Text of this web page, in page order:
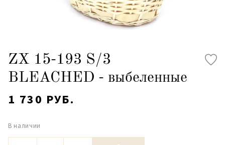
ZX 15-193 S/3
BLEACHED - выбеленные
1 730 РУБ.
В наличии